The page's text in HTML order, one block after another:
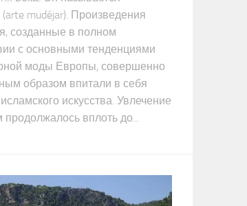
mudéjar). Произведения
созданные в полном
с основными тенденциями
моды Европы, совершенно
образом впитали в себя
искусства. Увлечение
продолжалось вплоть до...